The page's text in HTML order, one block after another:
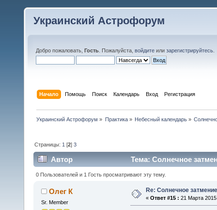
Украинский Астрофорум
Добро пожаловать, Гость . Пожалуйста, войдите или зарегистрируйтесь
Начало Помощь Поиск Календарь Вход Регистрация
Украинский Астрофорум » Практика» Небесный календарь»
Страницы: 1 [2]3
Автор Тема: Солнечное
0 Пользователей и 1 Гость просматривают эту тему.
Олег К
Sr. Member
Re: Солнечное
« Ответ #15 : 21 Марта